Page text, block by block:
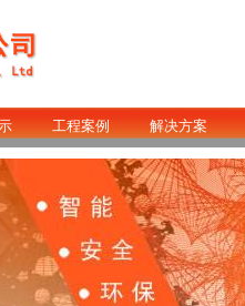
工程案例 解决方案